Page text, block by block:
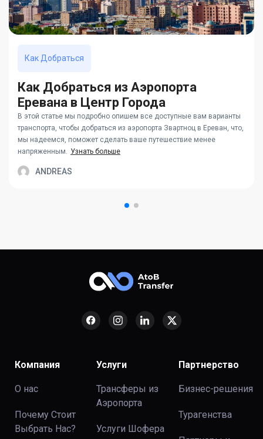
Как Добраться
Как Добраться из Аэропорта
Еревана в Центр Города
В этой статье мы подробно опишем все доступные вам варианты
транспорта, чтобы добраться из аэропорта Звартноц в Ереван, что,
мы надеемся, поможет сделать ваше путешествие менее
напряженным. Узнать больше
ANDREAS
Компания
О нас
Почему Стоит
Выбрать Нас?
Услуги
Трансферы из
Аэропорта
Услуги Шофера
Партнерство
Бизнес-решения
Турагенства